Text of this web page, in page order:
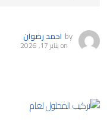
by احمد رضوان
onيناير 17, 2026